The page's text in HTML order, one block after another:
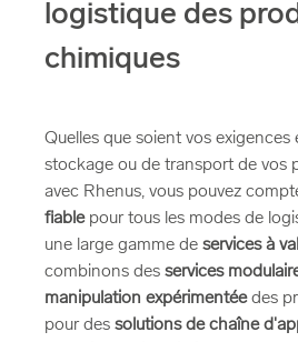
logistique des
chimiques
Quelles que soient vos exigences
stockage ou de transport de vos
avec Rhenus, vous pouvez
fiablepour tous les modes de
une large gamme de services à
combinons des services
manipulation expérimentéedes
pour des solutions de chaîne